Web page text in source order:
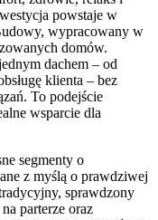
powstaje w
wypracowany w
domów.
dachem – od
klienta – bez
To podejście
wsparcie dla
segmenty o
z myślą o prawdziwej
sprawdzony
parterze oraz